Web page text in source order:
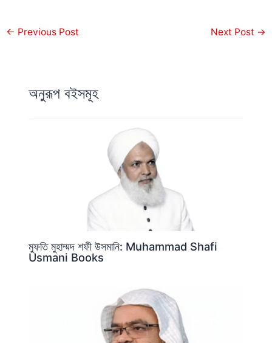
← Previous Post Next Post →
অনুরূপ বইসমূহ
মুফতি মুহাম্মদ শফী উসমানি: Muhammad Shafi
Usmani Books